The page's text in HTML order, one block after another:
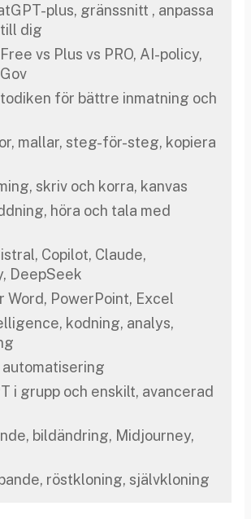
plus, gränssnitt , anpassa
dig
vs Plus vs PRO, AI-policy,
för bättre inmatning och
mallar, steg-för-steg, kopiera
skriv och korra, kanvas
höra och tala med
Copilot, Claude,
DeepSeek
Word, PowerPoint, Excel
kodning, analys,
automatisering
i grupp och enskilt, avancerad
bildändring, Midjourney,
röstkloning, självkloning